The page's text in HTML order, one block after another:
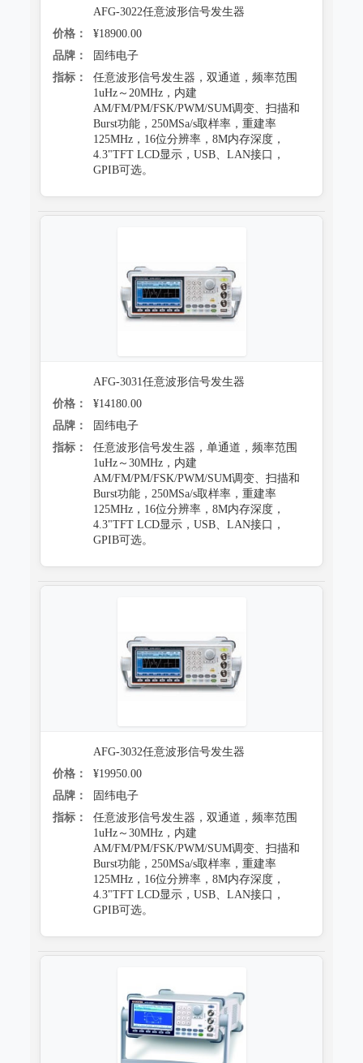
AFG-3022任意波形信号发生器
价格：
¥18900.00
品牌：
固纬电子
指标：
任意波形信号发生器，双通道，频率范围
1uHz～20MHz，内建
AM/FM/PM/FSK/PWM/SUM调变、扫描和
Burst功能，250MSa/s取样率，重建率
125MHz，16位分辨率，8M内存深度，
4.3"TFT LCD显示，USB、LAN接口，
GPIB可选。
AFG-3031任意波形信号发生器
价格：
¥14180.00
品牌：
固纬电子
指标：
任意波形信号发生器，单通道，频率范围
1uHz～30MHz，内建
AM/FM/PM/FSK/PWM/SUM调变、扫描和
Burst功能，250MSa/s取样率，重建率
125MHz，16位分辨率，8M内存深度，
4.3"TFT LCD显示，USB、LAN接口，
GPIB可选。
AFG-3032任意波形信号发生器
价格：
¥19950.00
品牌：
固纬电子
指标：
任意波形信号发生器，双通道，频率范围
1uHz～30MHz，内建
AM/FM/PM/FSK/PWM/SUM调变、扫描和
Burst功能，250MSa/s取样率，重建率
125MHz，16位分辨率，8M内存深度，
4.3"TFT LCD显示，USB、LAN接口，
GPIB可选。